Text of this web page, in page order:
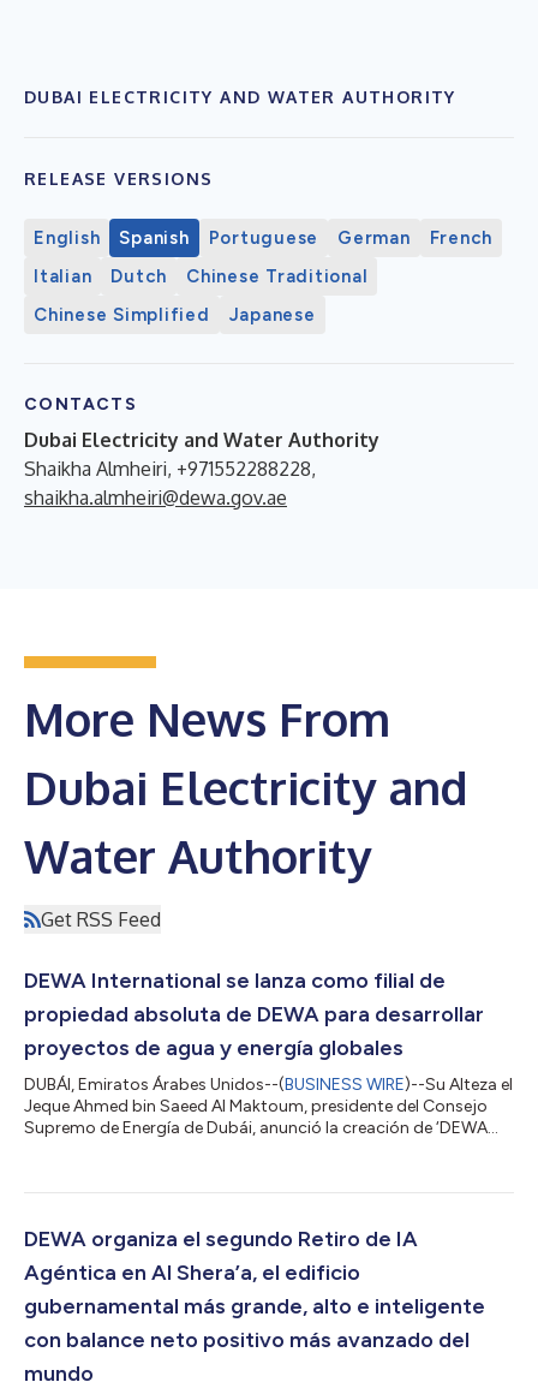
DUBAI ELECTRICITY AND WATER AUTHORITY
RELEASE VERSIONS
English Spanish Portuguese German
French
Italian
Dutch
Chinese Traditional
Chinese Simplified
Japanese
CONTACTS
Dubai Electricity and Water Authority
Shaikha Almheiri, +971552288228,
shaikha.almheiri@dewa.gov.ae
More News From
Dubai Electricity and
Water Authority
Get RSS Feed
DEWA International se lanza como filial de
propiedad absoluta de DEWA para desarrollar
proyectos de agua y energía globales
DUBÁI, Emiratos Árabes Unidos--(BUSINESS WIRE)--Su Alteza el
Jeque Ahmed bin Saeed Al Maktoum, presidente del Consejo
Supremo de Energía de Dubái, anunció la creación de ‘DEWA
empresa es desarrollar proyectos de energía convencional y
infraestructura de energía y agua de Dubái a mercados
globales. Su Alteza el Jeque Ahmed bin...
DEWA organiza el segundo Retiro de IA
Agéntica en Al Shera’a, el edificio
gubernamental más grande, alto e inteligente
con balance neto positivo más avanzado del
mundo